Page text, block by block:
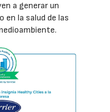
a generar un
la salud de las